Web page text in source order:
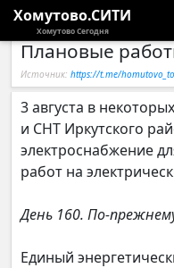
Хомутово.СИТИ
Хомутово Сегодня
Плановые
Источник: https://t.me/
3 августа в
и СНТ Иркутского
электроснабжение
работ на
День 160. По-
Единый